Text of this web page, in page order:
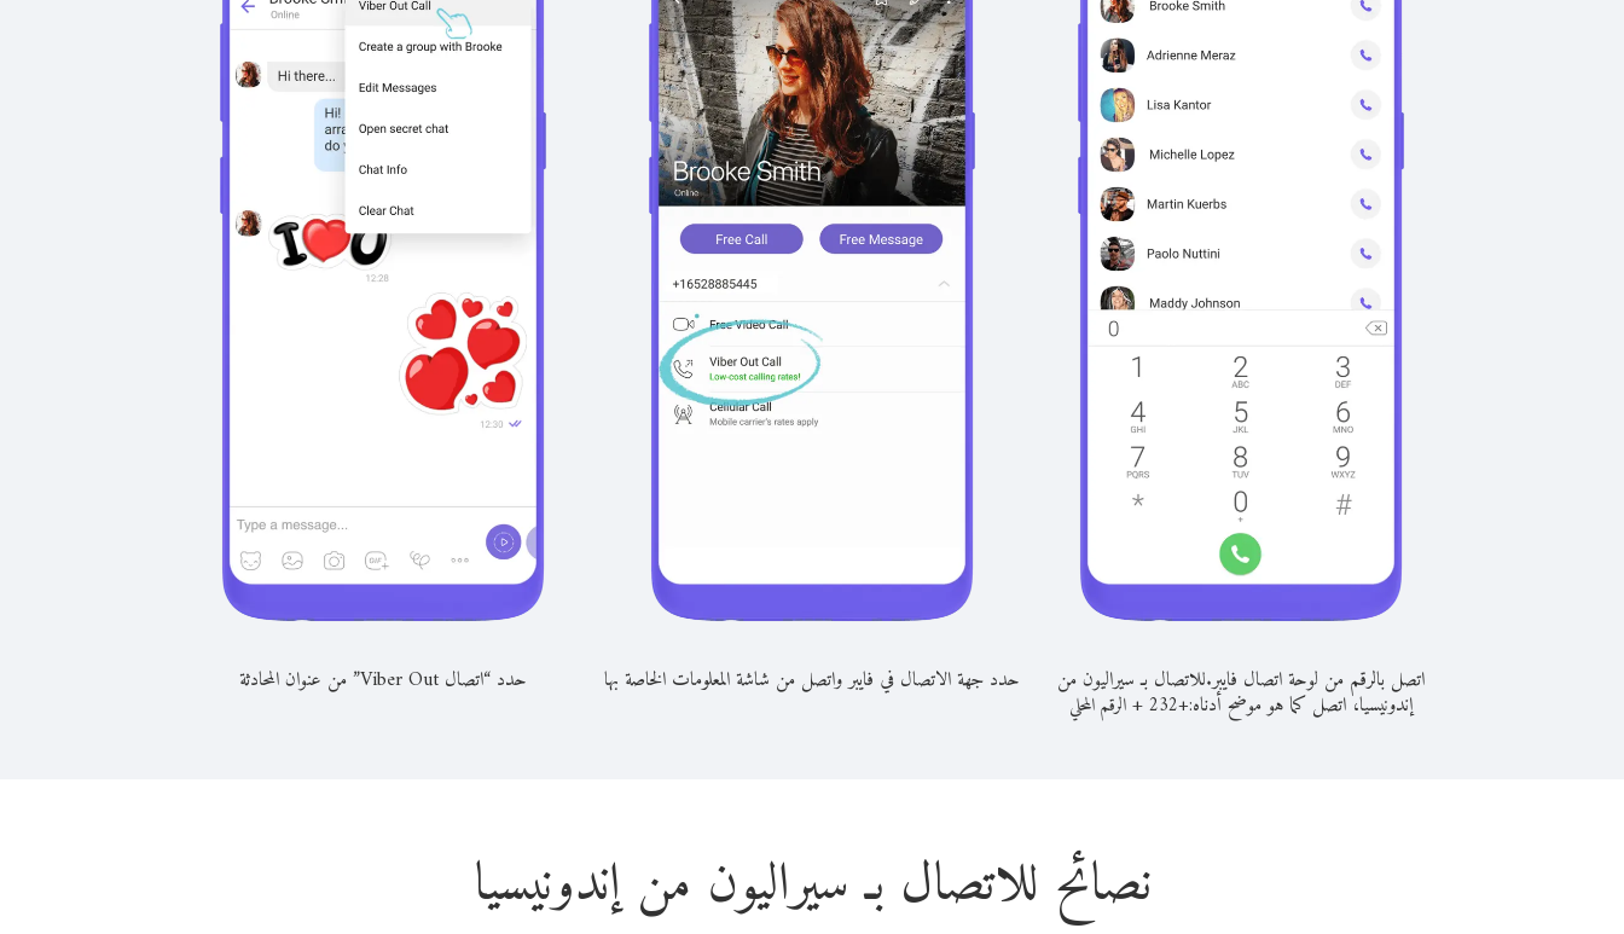
اتصل بالرقم من لوحة اتصال فايبر.للاتصال بـ سيراليون من
إندونيسيا، اتصل كما هو موضح أدناه:+
232
+الرقم المحلي
حدد جهة الاتصال في فايبر واتصل من شاشة المعلومات الخاصة بها حدد “اتصال Viber Out” من عنوان المحادثة
نصائح للاتصال بـ سيراليون من إندونيسيا